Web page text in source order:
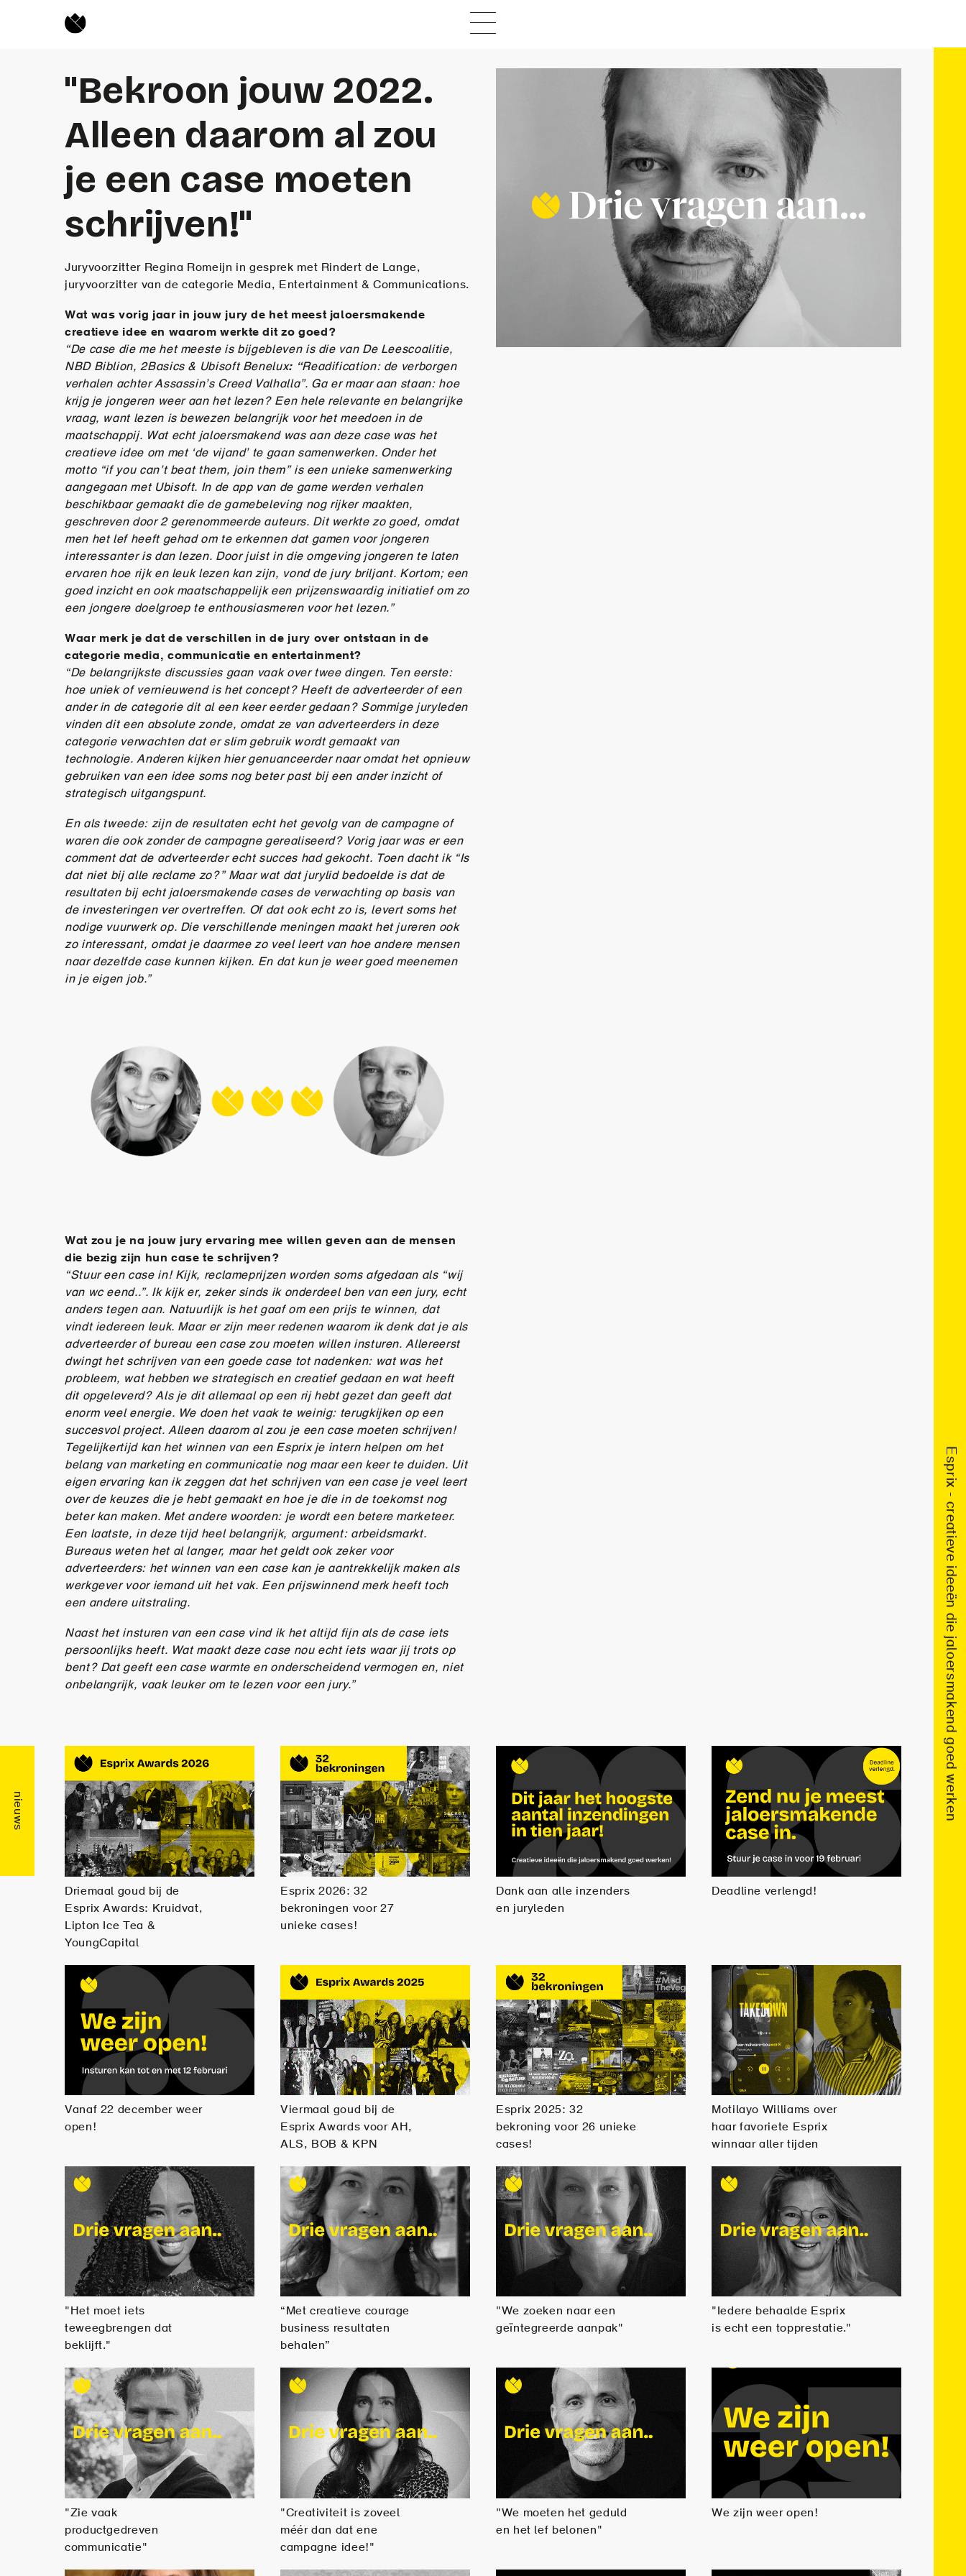
"Bekroon jouw 2022.
Alleen daarom al zou
je een case moeten
schrijven!"
Juryvoorzitter Regina Romeijn in gesprek met Rindert de Lange,
juryvoorzitter van de categorie Media, Entertainment & Communications.
Wat was vorig jaar in jouw jury de het meest jaloersmakende
creatieve idee en waarom werkte dit zo goed?
“De case die me het meeste is bijgebleven is die van De Leescoalitie,
NBD Biblion, 2Basics & Ubisoft Benelux: “Readification: de verborgen
verhalen achter Assassin’s Creed Valhalla”. Ga er maar aan staan: hoe
krijg je jongeren weer aan het lezen? Een hele relevante en belangrijke
vraag, want lezen is bewezen belangrijk voor het meedoen in de
maatschappij. Wat echt jaloersmakend was aan deze case was het
creatieve idee om met ‘de vijand’ te gaan samenwerken. Onder het
motto “if you can’t beat them, join them” is een unieke samenwerking
aangegaan met Ubisoft. In de app van de game werden verhalen
beschikbaar gemaakt die de gamebeleving nog rijker maakten,
geschreven door 2 gerenommeerde auteurs. Dit werkte zo goed, omdat
men het lef heeft gehad om te erkennen dat gamen voor jongeren
interessanter is dan lezen. Door juist in die omgeving jongeren te laten
ervaren hoe rijk en leuk lezen kan zijn, vond de jury briljant. Kortom; een
goed inzicht en ook maatschappelijk een prijzenswaardig initiatief om zo
een jongere doelgroep te enthousiasmeren voor het lezen.”
Waar merk je dat de verschillen in de jury over ontstaan in de
categorie media, communicatie en entertainment?
“De belangrijkste discussies gaan vaak over twee dingen. Ten eerste:
hoe uniek of vernieuwend is het concept? Heeft de adverteerder of een
ander in de categorie dit al een keer eerder gedaan? Sommige juryleden
vinden dit een absolute zonde, omdat ze van adverteerders in deze
categorie verwachten dat er slim gebruik wordt gemaakt van
technologie. Anderen kijken hier genuanceerder naar omdat het opnieuw
gebruiken van een idee soms nog beter past bij een ander inzicht of
strategisch uitgangspunt.
En als tweede: zijn de resultaten echt het gevolg van de campagne of
waren die ook zonder de campagne gerealiseerd? Vorig jaar was er een
comment dat de adverteerder echt succes had gekocht. Toen dacht ik “Is
dat niet bij alle reclame zo?” Maar wat dat jurylid bedoelde is dat de
resultaten bij echt jaloersmakende cases de verwachting op basis van
de investeringen ver overtreffen. Of dat ook echt zo is, levert soms het
nodige vuurwerk op. Die verschillende meningen maakt het jureren ook
zo interessant, omdat je daarmee zo veel leert van hoe andere mensen
naar dezelfde case kunnen kijken. En dat kun je weer goed meenemen
in je eigen job.”
Wat zou je na jouw jury ervaring mee willen geven aan de mensen
die bezig zijn hun case te schrijven?
“Stuur een case in! Kijk, reclameprijzen worden soms afgedaan als “wij
van wc eend..”. Ik kijk er, zeker sinds ik onderdeel ben van een jury, echt
anders tegen aan. Natuurlijk is het gaaf om een prijs te winnen, dat
vindt iedereen leuk. Maar er zijn meer redenen waarom ik denk dat je als
adverteerder of bureau een case zou moeten willen insturen. Allereerst
dwingt het schrijven van een goede case tot nadenken: wat was het
probleem, wat hebben we strategisch en creatief gedaan en wat heeft
dit opgeleverd? Als je dit allemaal op een rij hebt gezet dan geeft dat
enorm veel energie. We doen het vaak te weinig: terugkijken op een
succesvol project. Alleen daarom al zou je een case moeten schrijven!
Tegelijkertijd kan het winnen van een Esprix je intern helpen om het
belang van marketing en communicatie nog maar een keer te duiden. Uit
eigen ervaring kan ik zeggen dat het schrijven van een case je veel leert
over de keuzes die je hebt gemaakt en hoe je die in de toekomst nog
beter kan maken. Met andere woorden: je wordt een betere marketeer.
Een laatste, in deze tijd heel belangrijk, argument: arbeidsmarkt.
Bureaus weten het al langer, maar het geldt ook zeker voor
adverteerders: het winnen van een case kan je aantrekkelijk maken als
werkgever voor iemand uit het vak. Een prijswinnend merk heeft toch
een andere uitstraling.
Naast het insturen van een case vind ik het altijd fijn als de case iets
persoonlijks heeft. Wat maakt deze case nou echt iets waar jij trots op
bent? Dat geeft een case warmte en onderscheidend vermogen en, niet
onbelangrijk, vaak leuker om te lezen voor een jury.”
Driemaal goud bij de
Esprix Awards: Kruidvat,
Lipton Ice Tea &
YoungCapital
Esprix 2026: 32
bekroningen voor 27
unieke cases!
Dank aan alle inzenders
en juryleden
Deadline verlengd!
Vanaf 22 december weer
open!
Viermaal goud bij de
Esprix Awards voor AH,
ALS, BOB & KPN
Esprix 2025: 32
bekroning voor 26 unieke
cases!
Motilayo Williams over
haar favoriete Esprix
winnaar aller tijden
"Het moet iets
teweegbrengen dat
beklijft."
“Met creatieve courage
business resultaten
behalen”
"We zoeken naar een
geïntegreerde aanpak"
"Iedere behaalde Esprix
is echt een topprestatie."
"Zie vaak
productgedreven
communicatie"
"Creativiteit is zoveel
méér dan dat ene
campagne idee!"
"We moeten het geduld
en het lef belonen"
We zijn weer open!